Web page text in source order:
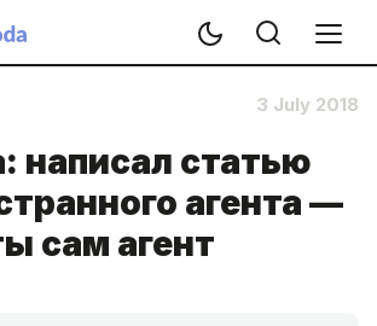
3 July 2018
написал статью
агента —
сам агент